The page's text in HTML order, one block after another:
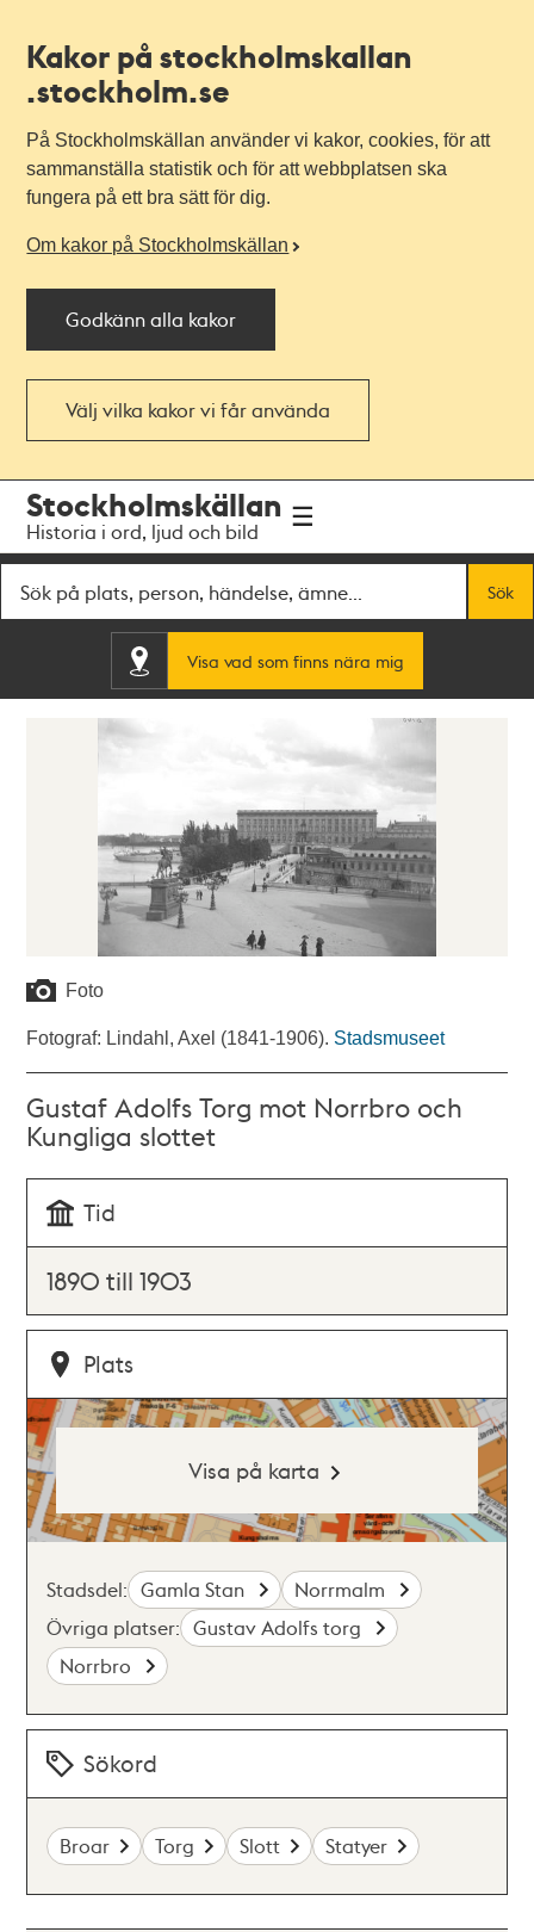
Kakor på stockholmskallan
.stockholm.se
På Stockholmskällan använder vi kakor, cookies, för att
sammanställa statistik och för att webbplatsen ska
fungera på ett bra sätt för dig.
Om kakor på Stockholmskällan
Godkänn alla kakor
Välj vilka kakor vi får använda
navigationen
huvudinnehållet
Stockholmskällan
Historia i ord, ljud och bild
Sök
Visa vad som finns nära mig
Foto
Fotograf: Lindahl, Axel (1841-1906). Stadsmuseet
Gustaf Adolfs Torg mot Norrbro och
Kungliga slottet
Tid
1890 till 1903
Plats
Visa på karta
Stadsdel: Gamla Stan
Norrmalm
Övriga platser: Gustav Adolfs torg
Norrbro
Sökord
Broar Torg Slott Statyer